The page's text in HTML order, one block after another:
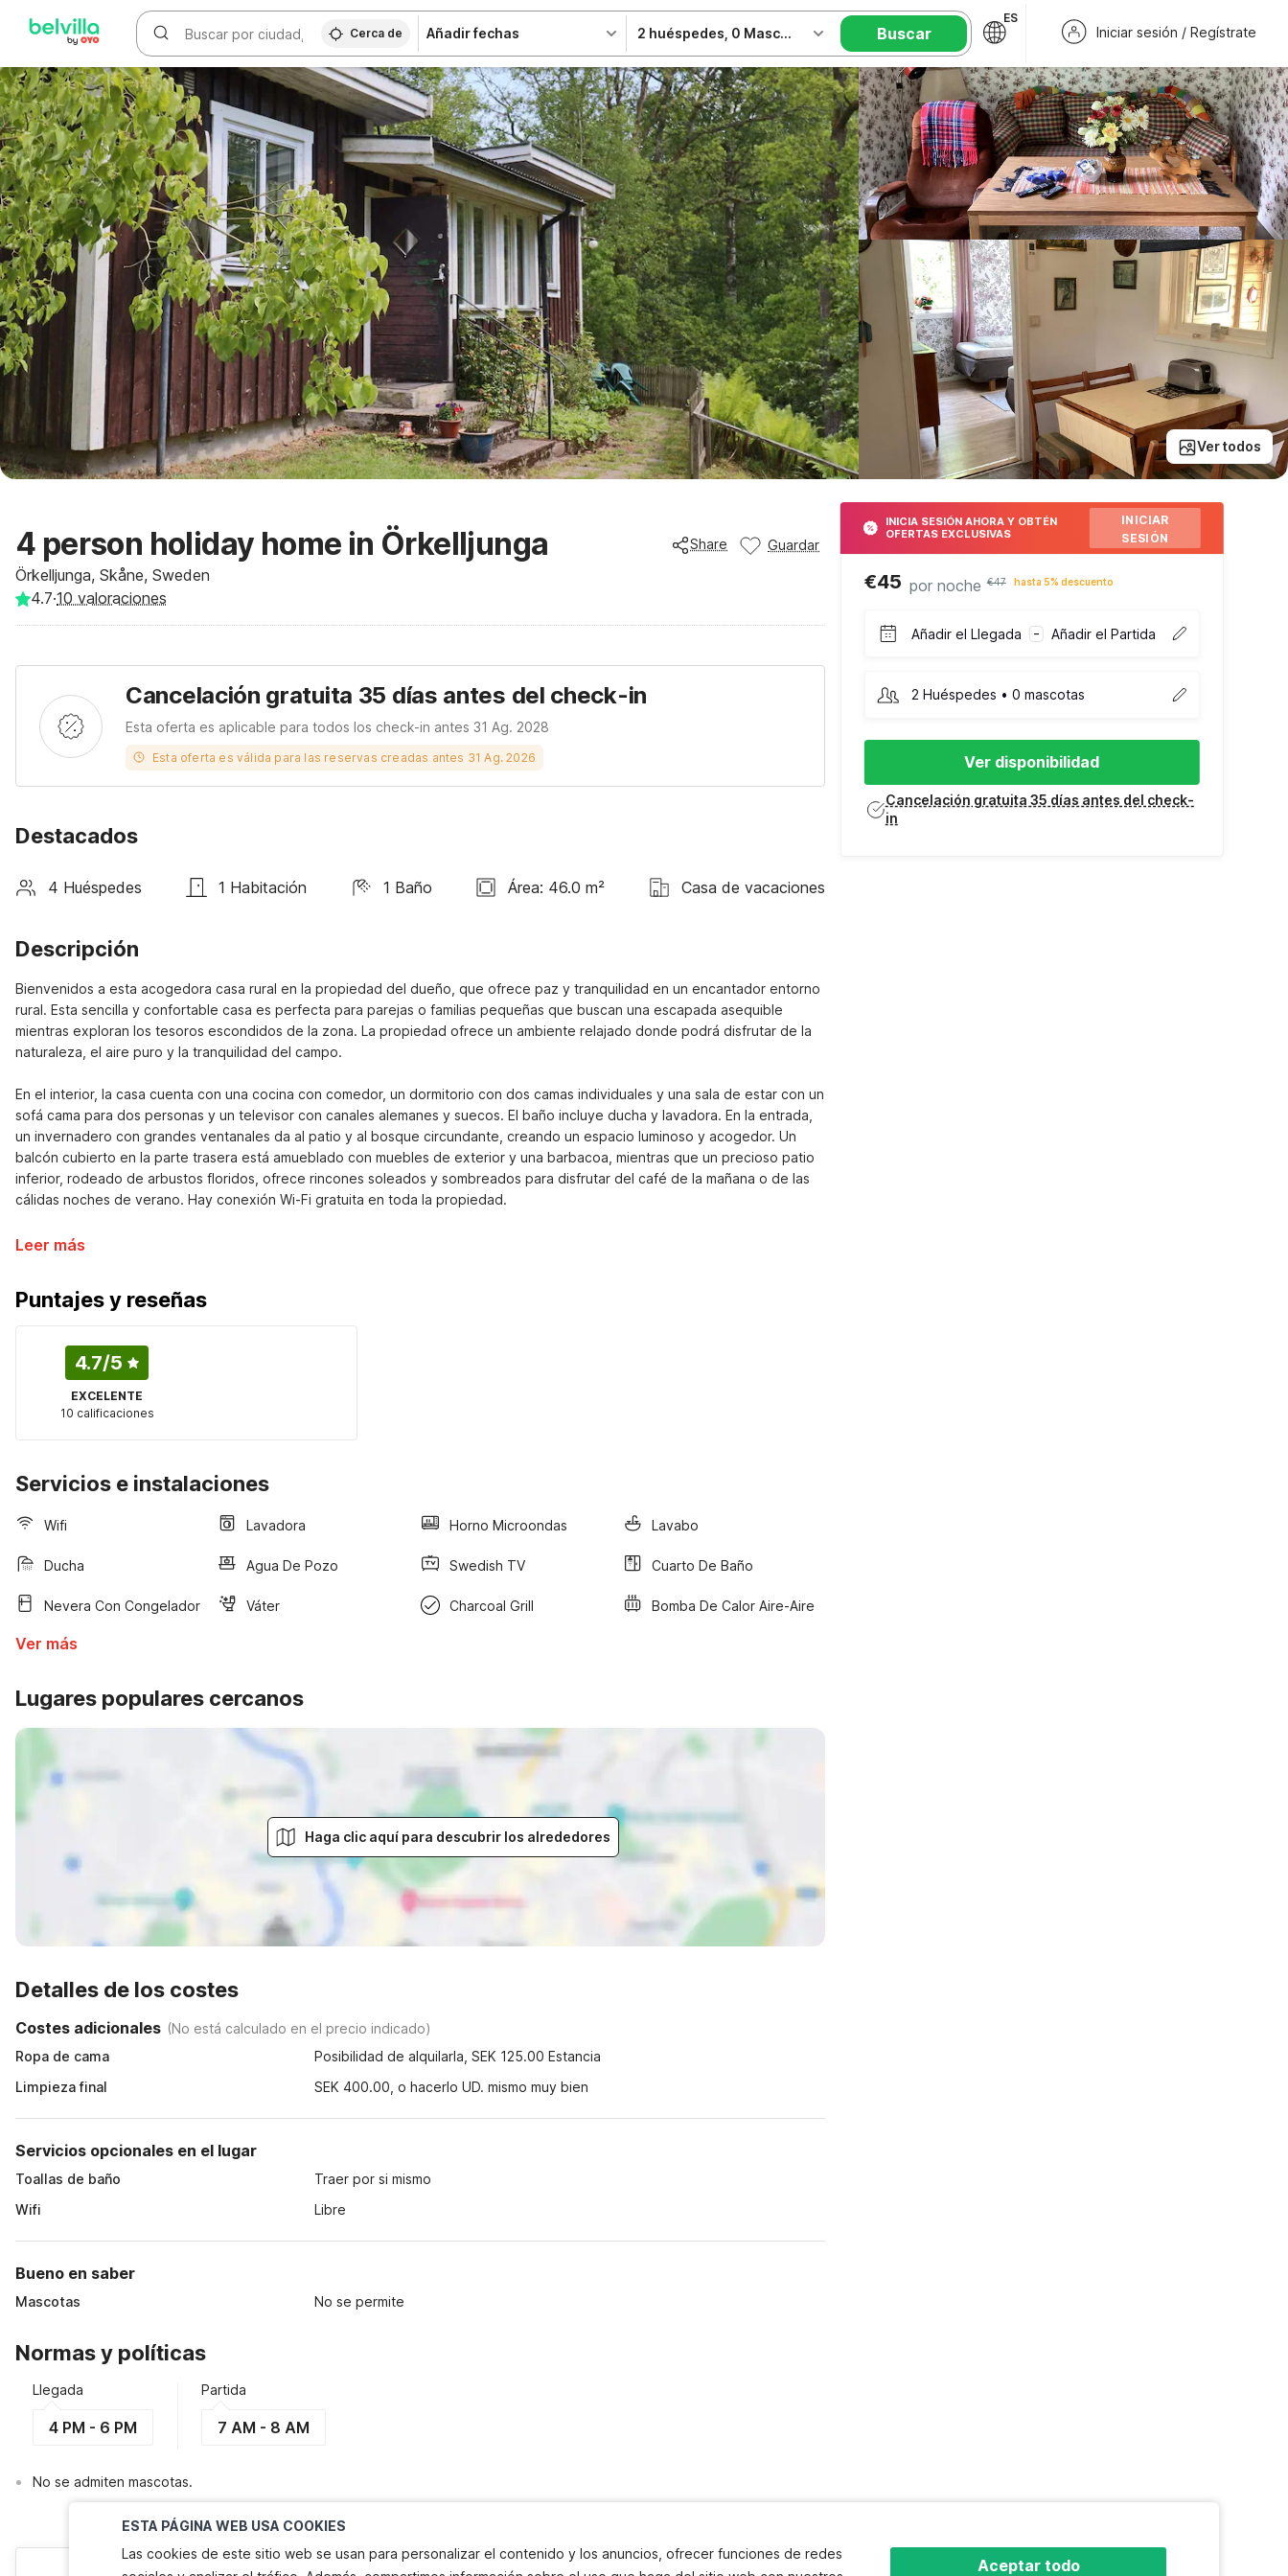
ESTA PÁGINA WEB USA COOKIES
Las cookies de este sitio web se usan para personalizar el contenido y los anuncios, ofrecer funciones de redes
Aceptar todo
Cerca de Añadir fechas 2 huéspedes 0 Mascotas Buscar
ES
Iniciar sesión / Regístrate
Ver todos
4 person holiday home in Örkelljunga
Örkelljunga, Skåne, Sweden
Share Guardar
4.7·10 valoraciones
Cancelación gratuita 35 días antes del check-in
Esta oferta es aplicable para todos los check-in antes 31 Ag. 2028
Esta oferta es válida para las reservas creadas antes 31 Ag. 2026
Destacados
4 Huéspedes 1 Habitación 1 Baño Área: 46.0 m² Casa de vacaciones
Descripción
Bienvenidos a esta acogedora casa rural en la propiedad del dueño, que ofrece paz y tranquilidad en un encantador entorno
rural. Esta sencilla y confortable casa es perfecta para parejas o familias pequeñas que buscan una escapada asequible
mientras exploran los tesoros escondidos de la zona. La propiedad ofrece un ambiente relajado donde podrá disfrutar de la
naturaleza, el aire puro y la tranquilidad del campo.
En el interior, la casa cuenta con una cocina con comedor, un dormitorio con dos camas individuales y una sala de estar con un
sofá cama para dos personas y un televisor con canales alemanes y suecos. El baño incluye ducha y lavadora. En la entrada,
un invernadero con grandes ventanales da al patio y al bosque circundante, creando un espacio luminoso y acogedor. Un
balcón cubierto en la parte trasera está amueblado con muebles de exterior y una barbacoa, mientras que un precioso patio
inferior, rodeado de arbustos floridos, ofrece rincones soleados y sombreados para disfrutar del café de la mañana o de las
cálidas noches de verano. Hay conexión Wi-Fi gratuita en toda la propiedad.
Leer más
Puntajes y reseñas
4.7/5
EXCELENTE
10 calificaciones
Servicios e instalaciones
Wifi Lavadora Horno Microondas Lavabo
Ducha Agua De Pozo Swedish TV Cuarto De Baño
Nevera Con Congelador Váter Charcoal Grill Bomba De Calor Aire-Aire
Ver más
Lugares populares cercanos
Haga clic aquí para descubrir los alrededores
Detalles de los costes
Costes adicionales (No está calculado en el precio indicado)
Ropa de cama
Posibilidad de alquilarla, SEK 125.00 Estancia
Limpieza final
SEK 400.00, o hacerlo UD. mismo muy bien
Servicios opcionales en el lugar
Toallas de baño
Traer por si mismo
Wifi
Libre
Bueno en saber
Mascotas No se permite
Normas y políticas
Llegada
4 PM - 6 PM
Partida
7 AM - 8 AM
No se admiten mascotas.
INICIA SESIÓN AHORA Y OBTÉN
OFERTAS EXCLUSIVAS
INICIAR
SESIÓN
€45 por noche €47 hasta 5% descuento
Añadir el Llegada – Añadir el Partida
2 Huéspedes • 0 mascotas
Ver disponibilidad
Cancelación gratuita 35 días antes del check-
in